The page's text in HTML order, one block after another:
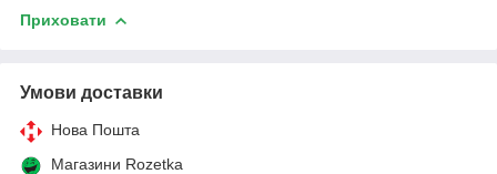
Приховати
Умови доставки
Нова Пошта
Магазини Rozetka